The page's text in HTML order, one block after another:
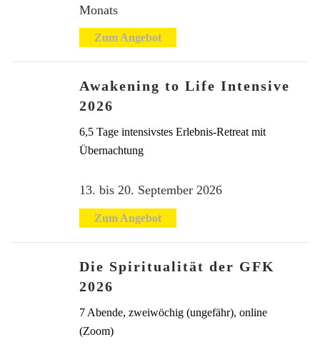
Monats
Zum Angebot
Awakening to Life Intensive
2026
6,5 Tage intensivstes Erlebnis-Retreat mit
Übernachtung
13. bis 20. September 2026
Zum Angebot
Die Spiritualität der GFK
2026
7 Abende, zweiwöchig (ungefähr), online
(Zoom)